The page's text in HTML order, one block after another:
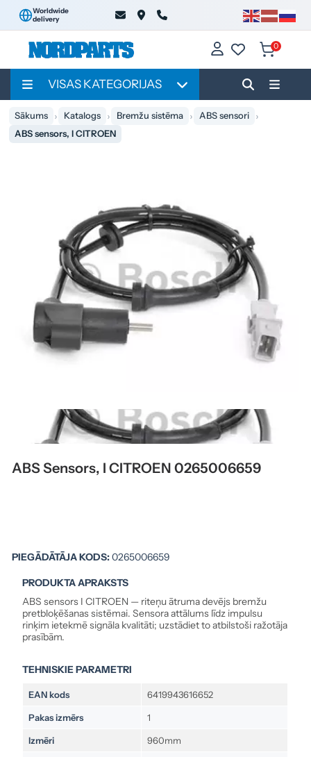
Worldwide
delivery
0
VISAS KATEGORIJAS
Sākums Katalogs Bremžu sistēma
ABS sensori
ABS sensors, I CITROEN
ABS Sensors, I CITROEN 0265006659
PIEGĀDĀTĀJA KODS:0265006659
PRODUKTA APRAKSTS
ABS sensors I CITROEN — riteņu ātruma devējs bremžu
pretbloķēšanas sistēmai. Sensora attālums līdz impulsu
rinķim ietekmē signāla kvalitāti; uzstādiet to atbilstoši ražotāja
prasībām.
TEHNISKIE PARAMETRI
EAN kods 6419943616652
Pakas izmērs 1
Izmēri 960mm